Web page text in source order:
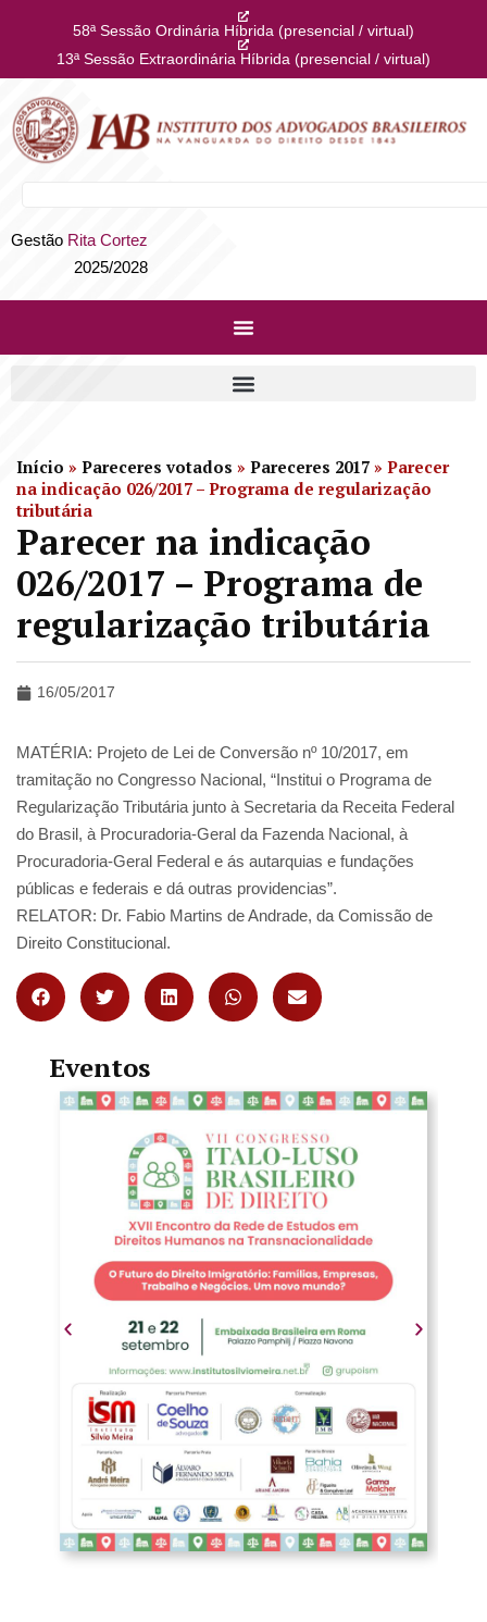
58ª Sessão Ordinária Híbrida (presencial / virtual)
13ª Sessão Extraordinária Híbrida (presencial / virtual)
Gestão Rita Cortez
2025/2028
Início » Pareceres votados » Pareceres 2017 » Parecer
na indicação 026/2017 – Programa de regularização
tributária
Parecer na indicação
026/2017 – Programa de
regularização tributária
16/05/2017
MATÉRIA: Projeto de Lei de Conversão nº 10/2017, em
tramitação no Congresso Nacional, “Institui o Programa de
Regularização Tributária junto à Secretaria da Receita Federal
do Brasil, à Procuradoria-Geral da Fazenda Nacional, à
Procuradoria-Geral Federal e ás autarquias e fundações
públicas e federais e dá outras providencias”.
RELATOR: Dr. Fabio Martins de Andrade, da Comissão de
Direito Constitucional.
Eventos